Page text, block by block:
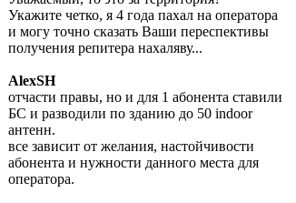
Укажите четко, я 4 года пахал на оператора
и могу точно сказать Ваши переспективы
получения репитера нахаляву...
AlexSH
отчасти правы, но и для 1 абонента ставили
БС и разводили по зданию до 50 indoor
антенн.
все зависит от желания, настойчивости
абонента и нужности данного места для
оператора.